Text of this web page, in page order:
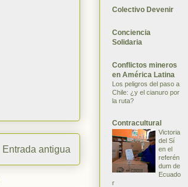
Entrada antigua
Colectivo Devenir
Conciencia
Solidaria
Conflictos mineros
en América Latina
Los peligros del paso a
Chile: ¿y el cianuro por
la ruta?
Contracultural
Victoria
del Sí
en el
referén
dum de
Ecuado
r